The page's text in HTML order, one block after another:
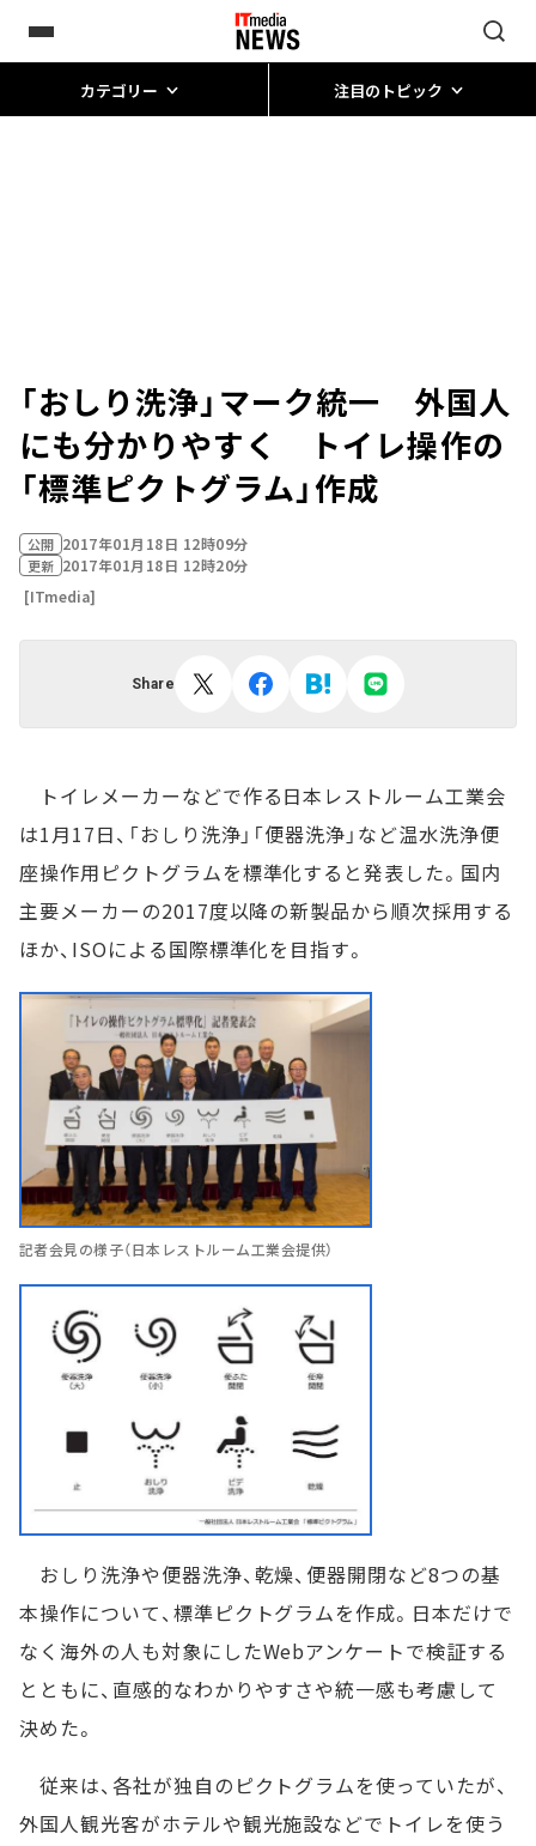
カテゴリー 注目のトピック
「おしり洗浄」マーク統一 外国人
にも分かりやすく トイレ操作の
「標準ピクトグラム」作成
公開 2017年01月18日 12時09分
更新 2017年01月18日 12時20分
[ITmedia]
Share
トイレメーカーなどで作る日本レストルーム工業会
は1月17日、「おしり洗浄」「便器洗浄」など温水洗浄便
座操作用ピクトグラムを標準化すると発表した。国内
主要メーカーの2017度以降の新製品から順次採用する
ほか、ISOによる国際標準化を目指す。
記者会見の様子（日本レストルーム工業会提供）
おしり洗浄や便器洗浄、乾燥、便器開閉など8つの基
本操作について、標準ピクトグラムを作成。日本だけで
なく海外の人も対象にしたWebアンケートで検証する
とともに、直感的なわかりやすさや統一感も考慮して
決めた。
従来は、各社が独自のピクトグラムを使っていたが、
外国人観光客がホテルや観光施設などでトイレを使う